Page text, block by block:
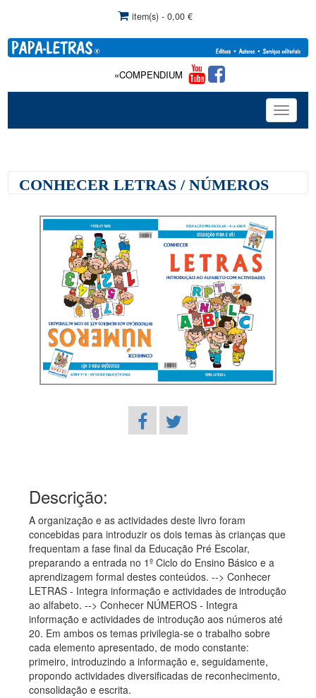
item(s) - 0,00 €
«COMPENDIUM DE TERAPIA DA FALA»:
Toggle
CONHECER LETRAS / NÚMEROS
Descrição:
A organização e as actividades deste livro foram
concebidas para introduzir os dois temas às crianças que
frequentam a fase final da Educação Pré Escolar,
preparando a entrada no 1º Ciclo do Ensino Básico e a
aprendizagem formal destes conteúdos. --> Conhecer
LETRAS - Integra informação e actividades de introdução
ao alfabeto. --> Conhecer NÚMEROS - Integra
informação e actividades de introdução aos números até
20. Em ambos os temas privilegia-se o trabalho sobre
cada elemento apresentado, de modo constante:
primeiro, introduzindo a informação e, seguidamente,
propondo actividades diversificadas de reconhecimento,
consolidação e escrita.